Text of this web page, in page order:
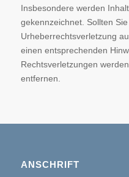
Insbesondere werden
gekennzeichnet. Sollten
Urheberrechtsverletzung
einen entsprechenden
Rechtsverletzungen
entfernen.
ANSCHRIFT